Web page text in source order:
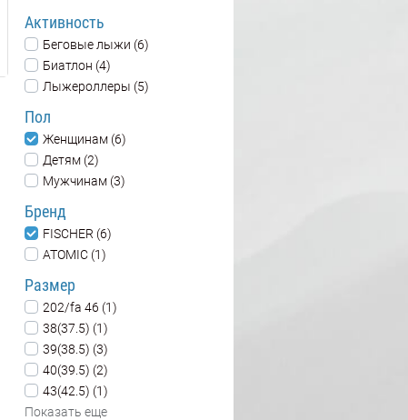
Активность
Беговые лыжи (6)
Биатлон (4)
Лыжероллеры (5)
Пол
Женщинам (6)
Детям (2)
Мужчинам (3)
Бренд
FISCHER (6)
ATOMIC (1)
Размер
202/fa 46 (1)
38(37.5) (1)
39(38.5) (3)
40(39.5) (2)
43(42.5) (1)
Показать еще